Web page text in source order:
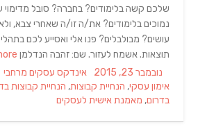
שלכם קשה בלימודים? בחברה? סובל מדימוי
נמוכים בלימודים? את/ה זו/ה שאחרי צבא,
עושים? מבולבלים? פנו אלי ואסייע לכם
תוצאות. אשמח לעזור. שם: זהבה הנדלמן
Posted
on
נובמבר 23, 2015 Categories
אינדקס עסקים מרחבי
אימון עסקי, הנחיית קבוצות, הנחיית קבוצות
בדרום, מאמנת אישית לעסקים